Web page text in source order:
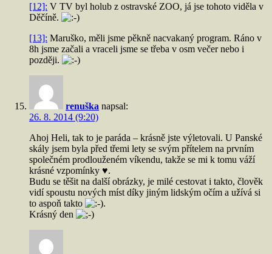
[12]: V TV byl holub z ostravské ZOO, já jse tohoto viděla v
Děčíně.
[13]: Maruško, měli jsme pěkně nacvakaný program. Ráno v
8h jsme začali a vraceli jsme se třeba v osm večer nebo i
později.
renuška napsal:
26. 8. 2014 (9:20)
Ahoj Heli, tak to je paráda – krásně jste výletovali. U Panské
skály jsem byla před třemi lety se svým přítelem na prvním
společném prodlouženém víkendu, takže se mi k tomu váží
krásné vzpomínky ♥.
Budu se těšit na další obrázky, je milé cestovat i takto, člověk
vidí spoustu nových míst díky jiným lidským očím a užívá si
to aspoň takto
.
Krásný den